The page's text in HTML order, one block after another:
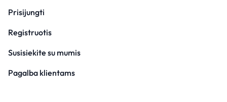
Prisijungti
Registruotis
Susisiekite su mumis
Pagalba klientams